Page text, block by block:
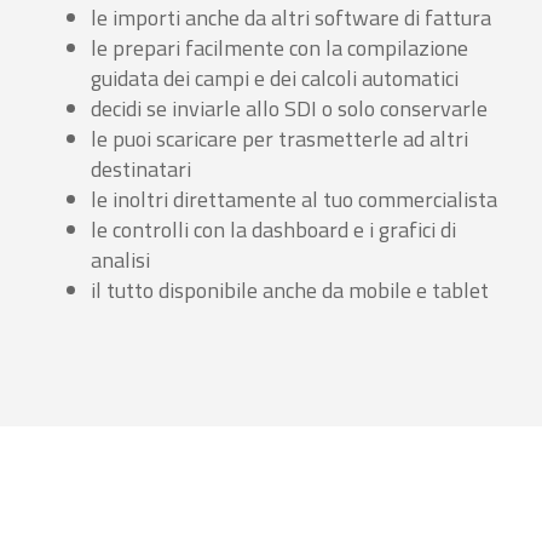
le importi anche da altri software di fattura
le prepari facilmente con la compilazione
guidata dei campi e dei calcoli automatici
decidi se inviarle allo SDI o solo conservarle
le puoi scaricare per trasmetterle ad altri
destinatari
le inoltri direttamente al tuo commercialista
le controlli con la dashboard e i grafici di
analisi
il tutto disponibile anche da mobile e tablet